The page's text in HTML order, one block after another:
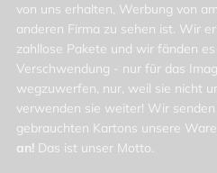
von uns erhalten, Werbung von
anderen Firma zu sehen ist. Wir
zahllose Pakete und wir fänden
Verschwendung - nur für das
wegzuwerfen, nur, weil sie nicht
verwenden sie weiter! Wir
gebrauchten Kartons unsere
an! Das ist unser Motto.